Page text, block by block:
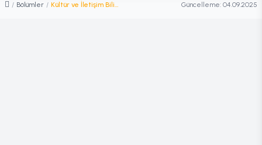
/ Bölümler / Kültür ve İletişim Bilimleri Güncelleme: 04.09.2025